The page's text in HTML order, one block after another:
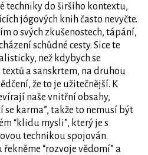
techniky do širšího kontextu,
jógových knih často nevyčte.
o svých zkušenostech, tápání,
schůdné cesty. Sice te
než kdybych se
a sanskrtem, na druhou
že to je užitečnější. K
naše vnitřní obsahy,
karma”, takže to nemusí být
“klidu mysli”, který je s
technikou spojován.
“rozvoje vědomí” a